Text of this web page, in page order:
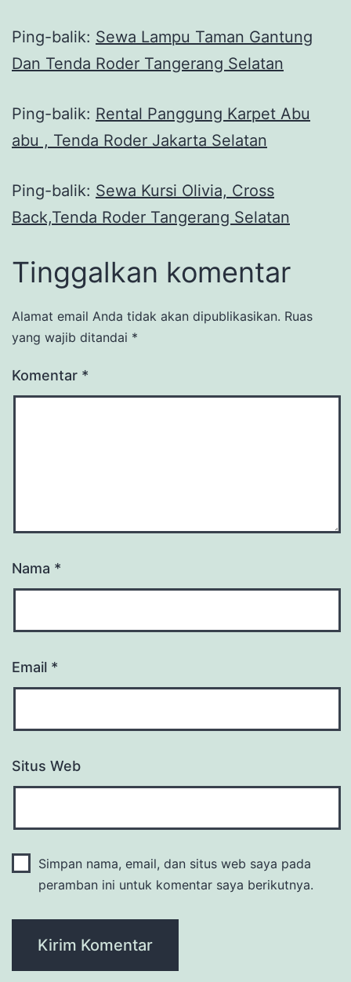
Ping-balik: Sewa Lampu Taman Gantung
Dan Tenda Roder Tangerang Selatan
Ping-balik: Rental Panggung Karpet Abu
abu , Tenda Roder Jakarta Selatan
Ping-balik: Sewa Kursi Olivia, Cross
Back,Tenda Roder Tangerang Selatan
Tinggalkan komentar
Alamat email Anda tidak akan dipublikasikan. Ruas
yang wajib ditandai *
Komentar *
Nama *
Email *
Situs Web
Simpan nama, email, dan situs web saya pada
peramban ini untuk komentar saya berikutnya.